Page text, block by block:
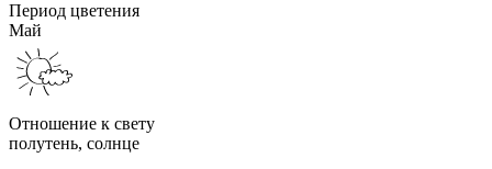
Период цветения
Май
Отношение к свету
полутень, солнце